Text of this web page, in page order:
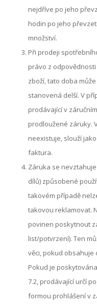
nejdříve po jeho
hodin po jeho
množství.
Při prodeji
právo z
zboží, tato doba
stanovená delší. V
prodávající v
prodloužené záruky.
neexistuje, slouží
faktura.
Záruka se
dílů) způsobené
takovém případě
takovou reklamovat.
povinen poskytnout
list/potvrzení). Ten
věci, pokud obsahuje
Pokud je
7.2, prodávající určí
formou prohlášení v